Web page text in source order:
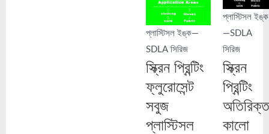
প্লাস্টিসল ইঙ্ক—
SDLA সিরিজ
স্ক্রিন প্রিন্টিং
ফ্লুরোসেন্ট
সবুজ
প্লাস্টিসল
প্লাস্টিসল ইঙ্ক
—SDLA
সিরিজ
স্ক্রিন
প্রিন্টিং
অতিরিক্ত
কালো